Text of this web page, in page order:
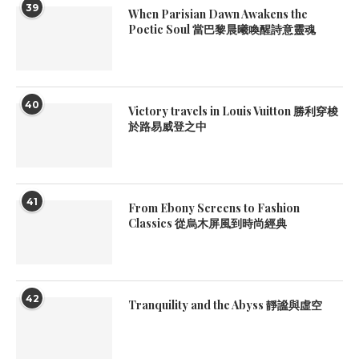
39
When Parisian Dawn Awakens the
Poetic Soul 當巴黎晨曦喚醒詩意靈魂
40
Victory travels in Louis Vuitton 勝利穿梭
於路易威登之中
41
From Ebony Screens to Fashion
Classics 從烏木屏風到時尚經典
42 Tranquility and the Abyss 靜謐與虛空